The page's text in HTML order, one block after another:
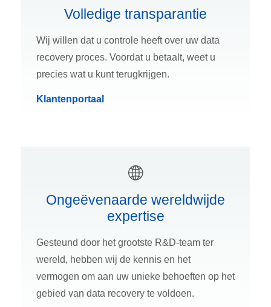
Volledige transparantie
Wij willen dat u controle heeft over uw data
recovery proces. Voordat u betaalt, weet u
precies wat u kunt terugkrijgen.
Klantenportaal
Ongeëvenaarde wereldwijde
expertise
Gesteund door het grootste R&D-team ter
wereld, hebben wij de kennis en het
vermogen om aan uw unieke behoeften op het
gebied van data recovery te voldoen.